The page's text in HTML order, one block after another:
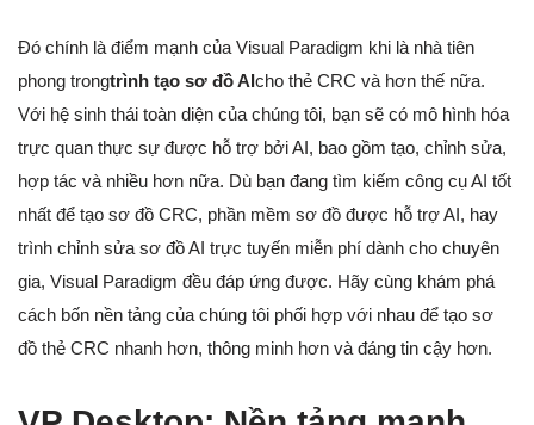
Đó chính là điểm mạnh của Visual Paradigm khi là nhà tiên
phong trongtrình tạo sơ đồ AIcho thẻ CRC và hơn thế nữa.
Với hệ sinh thái toàn diện của chúng tôi, bạn sẽ có mô hình hóa
trực quan thực sự được hỗ trợ bởi AI, bao gồm tạo, chỉnh sửa,
hợp tác và nhiều hơn nữa. Dù bạn đang tìm kiếm công cụ AI tốt
nhất để tạo sơ đồ CRC, phần mềm sơ đồ được hỗ trợ AI, hay
trình chỉnh sửa sơ đồ AI trực tuyến miễn phí dành cho chuyên
gia, Visual Paradigm đều đáp ứng được. Hãy cùng khám phá
cách bốn nền tảng của chúng tôi phối hợp với nhau để tạo sơ
đồ thẻ CRC nhanh hơn, thông minh hơn và đáng tin cậy hơn.